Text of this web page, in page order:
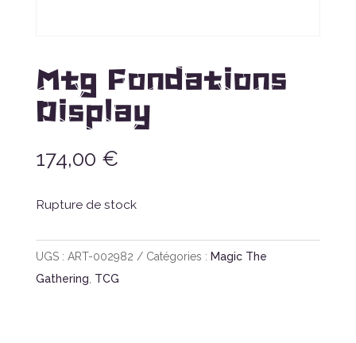
Mtg Fondations
Display
174,00 €
Rupture de stock
UGS : ART-002982 Catégories : Magic The
Gathering, TCG